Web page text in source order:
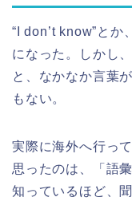
“I don’t know”とか
になった。しかし
と、なかなか言葉
もない。
実際に海外へ行っ
思ったのは、「語
知っているほど、